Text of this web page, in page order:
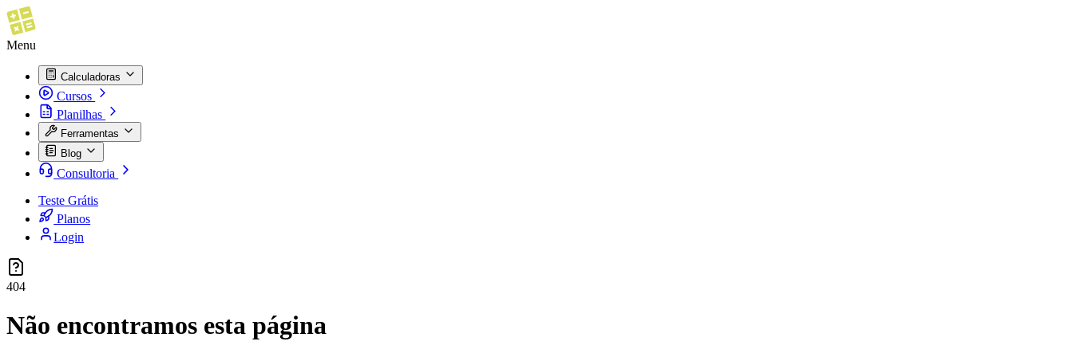
Menu
Calculadoras
Cursos
Planilhas
Ferramentas
Blog
Consultoria
Teste Grátis
Planos
Login
404
Não encontramos esta página